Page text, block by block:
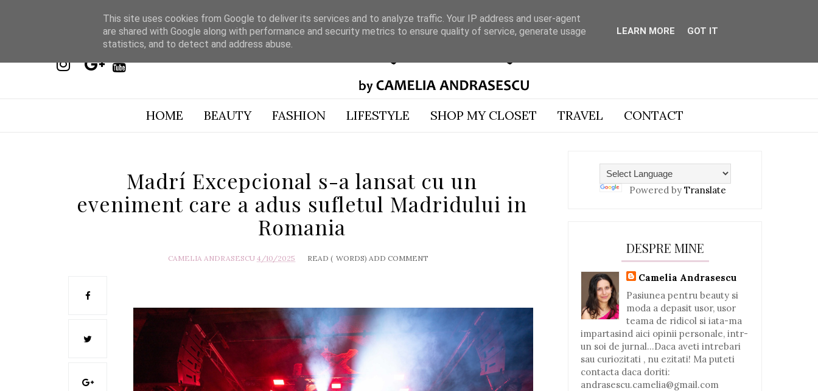
HOME BEAUTY FASHION LIFESTYLE SHOP MY CLOSET TRAVEL CONTACT
Madrí Excepcional s-a lansat cu un
eveniment care a adus sufletul Madridului in
Romania
CAMELIA ANDRASESCU 4/10/2025 READ ( WORDS) ADD COMMENT
Powered by Translate
DESPRE MINE
Camelia Andrasescu
Pasiunea pentru beauty si
moda a depasit usor, usor
teama de ridicol si iata-ma
impartasind aici opinii personale, intr-
un soi de jurnal...Daca aveti intrebari
sau curiozitati , nu ezitati! Ma puteti
contacta daca doriti:
andrasescu.camelia@gmail.com
This site uses cookies from Google to deliver its services and to analyze traffic. Your IP address and user-agent
are shared with Google along with performance and security metrics to ensure quality of service, generate usage
statistics, and to detect and address abuse.
LEARN MORE GOT IT